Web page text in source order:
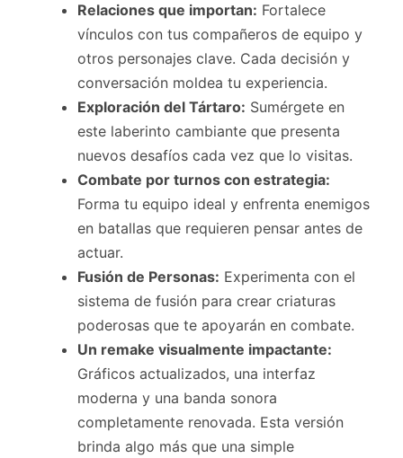
Relaciones que importan: Fortalece
vínculos con tus compañeros de equipo y
otros personajes clave. Cada decisión y
conversación moldea tu experiencia.
Exploración del Tártaro: Sumérgete en
este laberinto cambiante que presenta
nuevos desafíos cada vez que lo visitas.
Combate por turnos con estrategia:
Forma tu equipo ideal y enfrenta enemigos
en batallas que requieren pensar antes de
actuar.
Fusión de Personas: Experimenta con el
sistema de fusión para crear criaturas
poderosas que te apoyarán en combate.
Un remake visualmente impactante:
Gráficos actualizados, una interfaz
moderna y una banda sonora
completamente renovada. Esta versión
brinda algo más que una simple